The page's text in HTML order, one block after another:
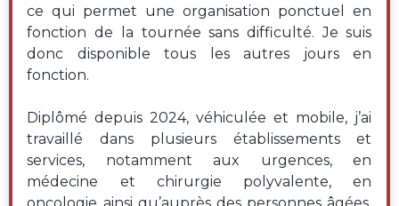
ce qui permet une organisation ponctuel en
fonction de la tournée sans difficulté. Je suis
donc disponible tous les autres jours en
fonction.
Diplômé depuis 2024, véhiculée et mobile, j’ai
travaillé dans plusieurs établissements et
services, notamment aux urgences, en
médecine et chirurgie polyvalente, en